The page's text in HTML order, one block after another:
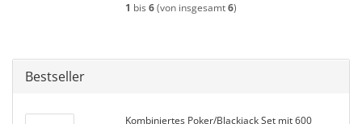
1 bis 6(von insgesamt6)
Bestseller
Kombiniertes Poker/Blackjack Set mit 600